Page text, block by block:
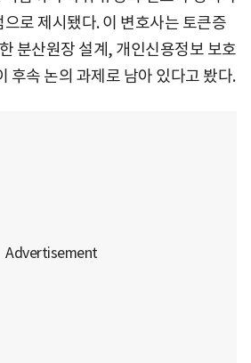
로 제시됐다. 이 변호사는 토큰증
분산원장 설계, 개인신용정보 보호
후속 논의 과제로 남아 있다고 봤다.